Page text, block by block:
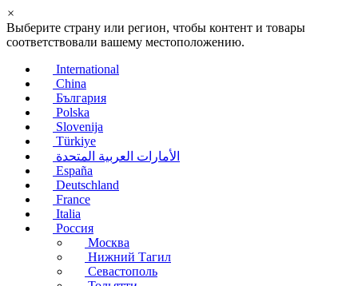
×
Выберите страну или регион, чтобы контент и товары
соответствовали вашему местоположению.
International
China
България
Polska
Slovenija
Türkiye
الأمارات العربية المتحدة
España
Deutschland
France
Italia
Россия
Москва
Нижний Тагил
Севастополь